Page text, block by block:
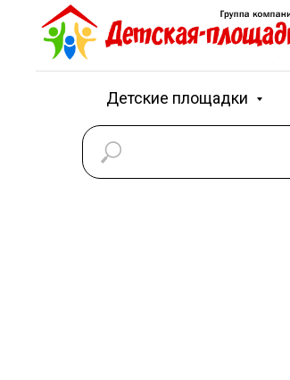
Детские площадки